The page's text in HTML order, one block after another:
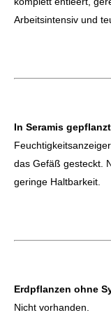
Arbeitsintensiv und
In Seramis
das Gefäß gesteckt.
geringe Haltbarkeit.
Erdpflanzen ohne
Nicht vorhanden.